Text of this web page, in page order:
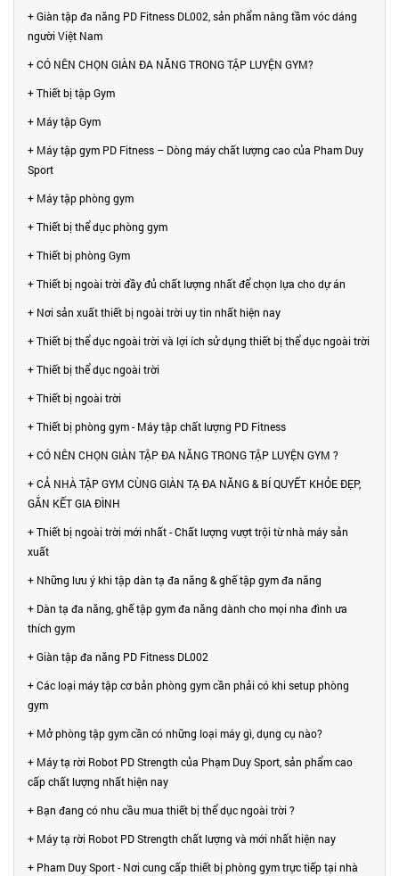
+ Giàn tập đa năng PD Fitness DL002, sản phẩm nâng tầm vóc dáng
người Việt Nam
+ CÓ NÊN CHỌN GIÀN ĐA NĂNG TRONG TẬP LUYỆN GYM?
+ Thiết bị tập Gym
+ Máy tập Gym
+ Máy tập gym PD Fitness – Dòng máy chất lượng cao của Pham Duy
Sport
+ Máy tập phòng gym
+ Thiết bị thể dục phòng gym
+ Thiết bị phòng Gym
+ Thiết bị ngoài trời đầy đủ chất lượng nhất để chọn lựa cho dự án
+ Nơi sản xuất thiết bị ngoài trời uy tin nhất hiện nay
+ Thiết bị thể dục ngoài trời và lợi ích sử dụng thiết bị thể dục ngoài trời
+ Thiết bị thể dục ngoài trời
+ Thiết bị ngoài trời
+ Thiết bị phòng gym - Máy tập chất lượng PD Fitness
+ CÓ NÊN CHỌN GIÀN TẬP ĐA NĂNG TRONG TẬP LUYỆN GYM ?
+ CẢ NHÀ TẬP GYM CÙNG GIÀN TẠ ĐA NĂNG & BÍ QUYẾT KHỎE ĐẸP,
GẮN KẾT GIA ĐÌNH
+ Thiết bị ngoài trời mới nhất - Chất lượng vượt trội từ nhà máy sản
xuất
+ Những lưu ý khi tập dàn tạ đa năng & ghế tập gym đa năng
+ Dàn tạ đa năng, ghế tập gym đa năng dành cho mọi nha đình ưa
thích gym
+ Giàn tập đa năng PD Fitness DL002
+ Các loại máy tập cơ bản phòng gym cần phải có khi setup phòng
gym
+ Mở phòng tập gym cần có những loại máy gì, dụng cụ nào?
+ Máy tạ rời Robot PD Strength của Phạm Duy Sport, sản phẩm cao
cấp chất lượng nhất hiện nay
+ Bạn đang có nhu cầu mua thiết bị thể dục ngoài trời ?
+ Máy tạ rời Robot PD Strength chất lượng và mới nhất hiện nay
+ Pham Duy Sport - Nơi cung cấp thiết bị phòng gym trực tiếp tại nhà